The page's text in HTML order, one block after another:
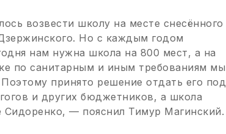
возвести школу на месте снесённого
Но с каждым годом
нам нужна школа на 800 мест, а на
по санитарным и иным требованиям мы
принято решение отдать его под
и других бюджетников, а школа
Сидоренко, — пояснил Тимур Магинский.